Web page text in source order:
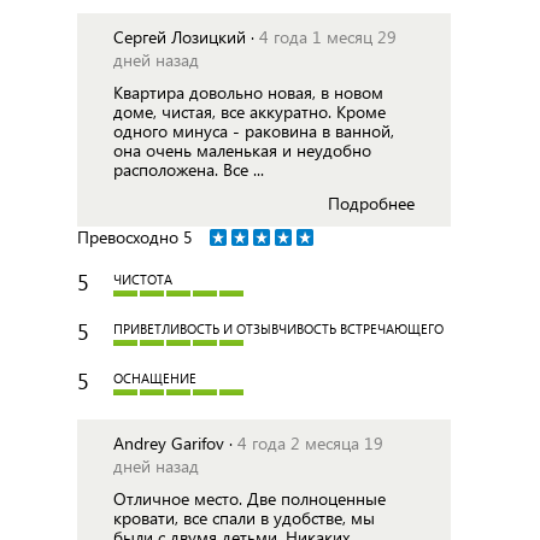
Сергей Лозицкий · 4 года 1 месяц 29
дней назад
Квартира довольно новая, в новом
доме, чистая, все аккуратно. Кроме
одного минуса - раковина в ванной,
она очень маленькая и неудобно
расположена. Все ...
Подробнее
Превосходно 5
5 ЧИСТОТА
5 ПРИВЕТЛИВОСТЬ И ОТЗЫВЧИВОСТЬ ВСТРЕЧАЮЩЕГО
5 ОСНАЩЕНИЕ
Andrey Garifov · 4 года 2 месяца 19
дней назад
Отличное место. Две полноценные
кровати, все спали в удобстве, мы